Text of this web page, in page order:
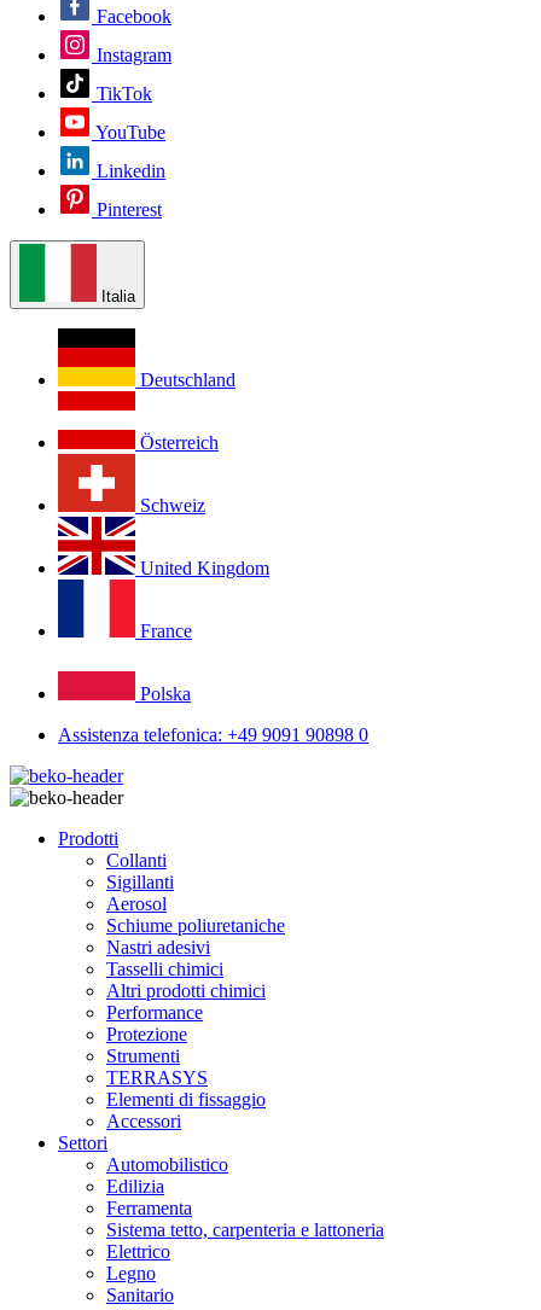
Facebook
Instagram
TikTok
YouTube
Linkedin
Pinterest
Italia
Deutschland
Österreich
Schweiz
United Kingdom
France
Polska
Assistenza telefonica: +49 9091 90898 0
Prodotti
Collanti
Sigillanti
Aerosol
Schiume poliuretaniche
Nastri adesivi
Tasselli chimici
Altri prodotti chimici
Performance
Protezione
Strumenti
TERRASYS
Elementi di fissaggio
Accessori
Settori
Automobilistico
Edilizia
Ferramenta
Sistema tetto, carpenteria e lattoneria
Elettrico
Legno
Sanitario